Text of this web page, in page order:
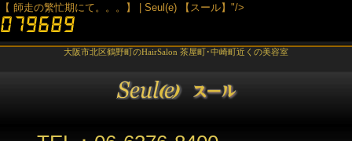
【 師走の繁忙期にて。。。】 | Seul(e) 【スール】"/>
大阪市北区鶴野町のHairSalon 茶屋町･中崎町近くの美容室